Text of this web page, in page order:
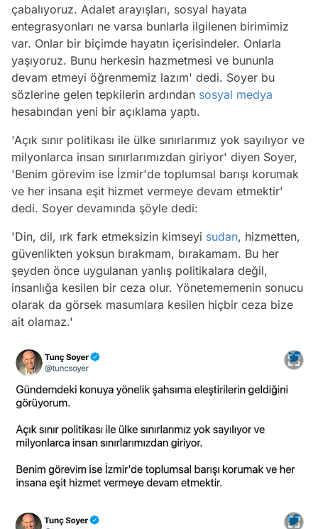
çabalıyoruz. Adalet arayışları, sosyal hayata
entegrasyonları ne varsa bunlarla ilgilenen birimimiz
var. Onlar bir biçimde hayatın içerisindeler. Onlarla
yaşıyoruz. Bunu herkesin hazmetmesi ve bununla
devam etmeyi öğrenmemiz lazım' dedi. Soyer bu
sözlerine gelen tepkilerin ardından sosyal medya
hesabından yeni bir açıklama yaptı.
'Açık sınır politikası ile ülke sınırlarımız yok sayılıyor ve
milyonlarca insan sınırlarımızdan giriyor' diyen Soyer,
'Benim görevim ise İzmir'de toplumsal barışı korumak
ve her insana eşit hizmet vermeye devam etmektir'
dedi. Soyer devamında şöyle dedi:
'Din, dil, ırk fark etmeksizin kimseyi sudan, hizmetten,
güvenlikten yoksun bırakmam, bırakamam. Bu her
şeyden önce uygulanan yanlış politikalara değil,
insanlığa kesilen bir ceza olur. Yönetememenin sonucu
olarak da görsek masumlara kesilen hiçbir ceza bize
ait olamaz.'